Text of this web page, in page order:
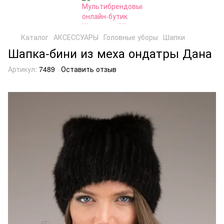
Каталог АКСЕССУАРЫ Головные уборы Шапки
Шапка-бини из меха ондатры Дана
Артикул: 7489 Оставить отзыв